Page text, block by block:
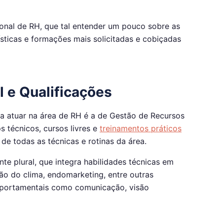
de RH, que tal entender um pouco sobre as
e formações mais solicitadas e cobiçadas
e Qualificações
na área de RH é a de Gestão de Recursos
técnicos, cursos livres e treinamentos práticos
todas as técnicas e rotinas da área.
plural, que integra habilidades técnicas em
do clima, endomarketing, entre outras
como comunicação, visão